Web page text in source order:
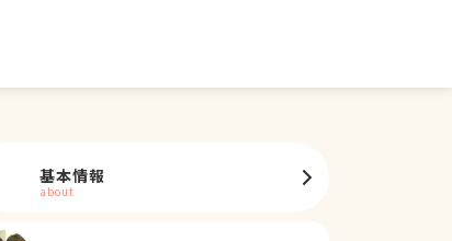
基本情報
about